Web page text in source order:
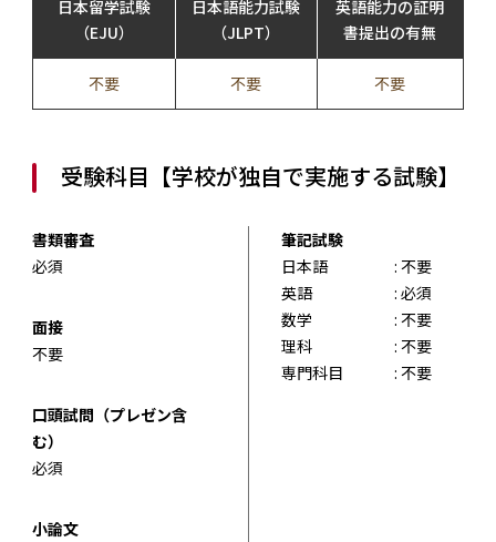
日本留学試験
（EJU）
日本語能力試験
（JLPT）
英語能力の証明
書提出の有無
不要 不要 不要
受験科目【学校が独自で実施する試験】
書類審査
必須
面接
不要
口頭試問（プレゼン含
む）
必須
小論文
筆記試験
日本語
: 不要
英語
: 必須
数学
: 不要
理科
: 不要
専門科目
: 不要